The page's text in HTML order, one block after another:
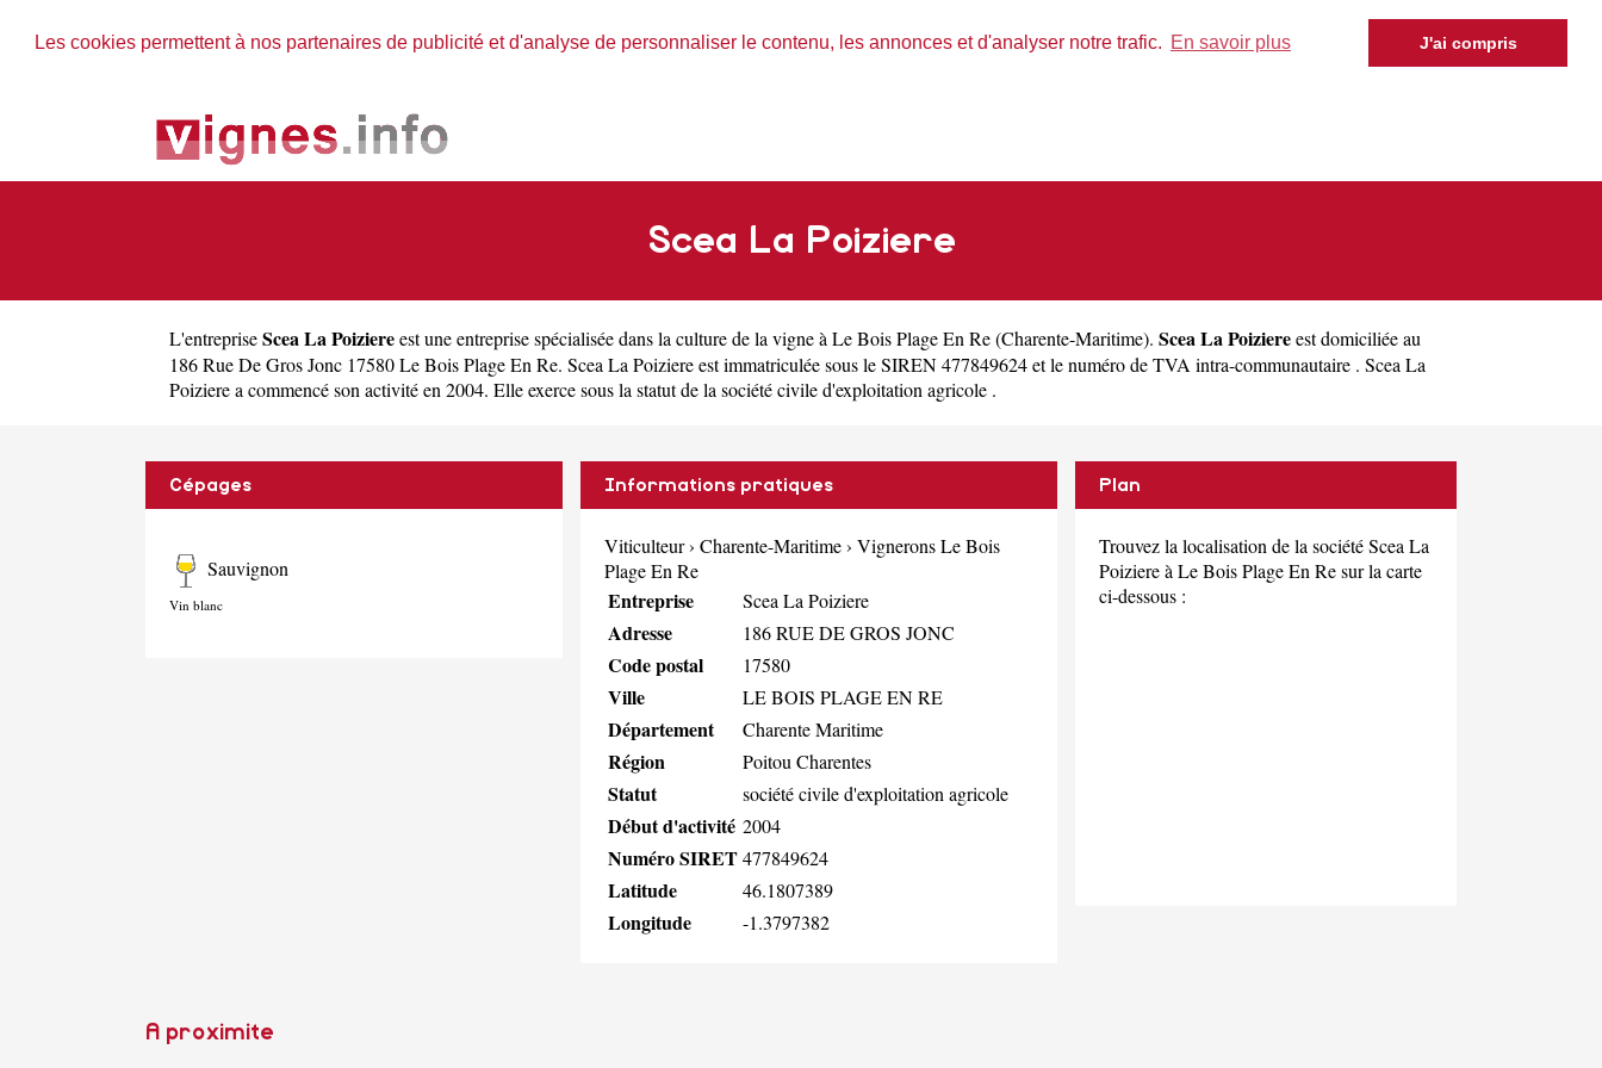
Les cookies permettent à nos partenaires de publicité et d'analyse de personnaliser le contenu, les annonces et d'analyser notre trafic. En savoir plus J'ai compris
Scea La Poiziere
L'entrepriseScea La Poiziereest uneentreprise spécialisée dans la culture de la vigne à Le Bois Plage En Re(Charente-Maritime). Scea La Poiziereest domiciliée au
186 Rue De Gros Jonc 17580 Le Bois Plage En Re. Scea La Poiziere est immatriculée sous le SIREN 477849624 et le numéro de TVA intra-communautaire . Scea La
Poiziere a commencé son activité en 2004. Elle exerce sous la statut de la société civile d'exploitation agricole .
Cépages
Sauvignon
Vin blanc
Informations pratiques
Viticulteur› Charente-Maritime› Vignerons Le Bois
Plage En Re
Entreprise Scea La Poiziere
Adresse 186 RUE DE GROS JONC
Code postal 17580
Ville LE BOIS PLAGE EN RE
Département Charente Maritime
Région Poitou Charentes
Statut société civile d'exploitation agricole
Début d'activité 2004
Numéro SIRET477849624
Latitude 46.1807389
Longitude -1.3797382
Plan
Trouvez la localisation de la société Scea La
Poiziere à Le Bois Plage En Re sur la carte
ci-dessous :
A proximite